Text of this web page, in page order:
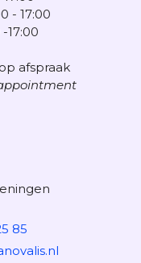
- 17:00
17:00
afspraak
85